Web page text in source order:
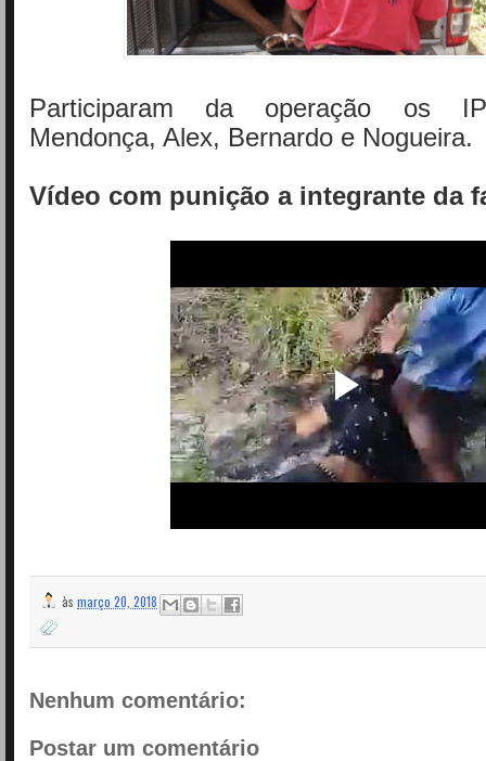
Participaram da operação os
Mendonça, Alex, Bernardo e Nogueira.
Vídeo com punição a integrante da
às março 20, 2018
Nenhum comentário:
Postar um comentário